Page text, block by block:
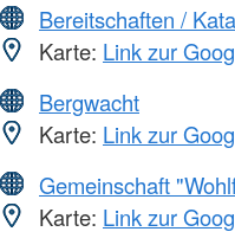
Bereitschaften /
Karte: Link zur
Bergwacht
Karte: Link zur
Gemeinschaft
Karte: Link zur